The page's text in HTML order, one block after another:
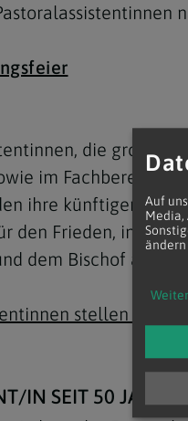
die
im Fachbereich
ihre künftigen
den Frieden, in der
dem Bischof
stellen sich vor
IN SEIT 50 JAHREN
Auf